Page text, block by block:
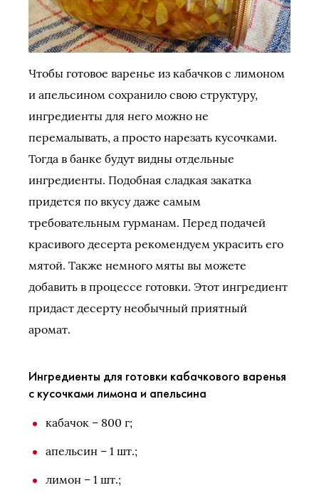
Чтобы готовое варенье из кабачков с лимоном
и апельсином сохранило свою структуру,
ингредиенты для него можно не
перемалывать, а просто нарезать кусочками.
Тогда в банке будут видны отдельные
ингредиенты. Подобная сладкая закатка
придется по вкусу даже самым
требовательным гурманам. Перед подачей
красивого десерта рекомендуем украсить его
мятой. Также немного мяты вы можете
добавить в процессе готовки. Этот ингредиент
придаст десерту необычный приятный
аромат.
Ингредиенты для готовки кабачкового варенья
с кусочками лимона и апельсина
кабачок – 800 г;
апельсин – 1 шт.;
лимон – 1 шт.;